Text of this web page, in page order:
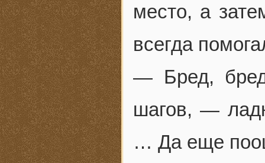
место, а
всегда
— Бред,
шагов, —
… Да еще